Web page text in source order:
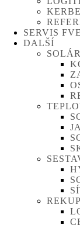
SERVIS FVE
DALŠÍ